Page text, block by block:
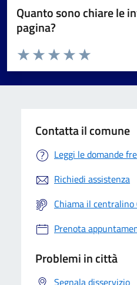
Quanto sono chiare le
pagina?
Valuta da 1 a 5 stelle la pagina
Valuta 5
Valuta 4 stelle su
Valuta 3 stelle su 5
Valuta 2 stelle su 5
Valuta 1 stelle su 5
Contatta il comune
Leggi le domande
Richiedi assistenza
Chiama il
Prenota
Problemi in città
Segnala disservizio